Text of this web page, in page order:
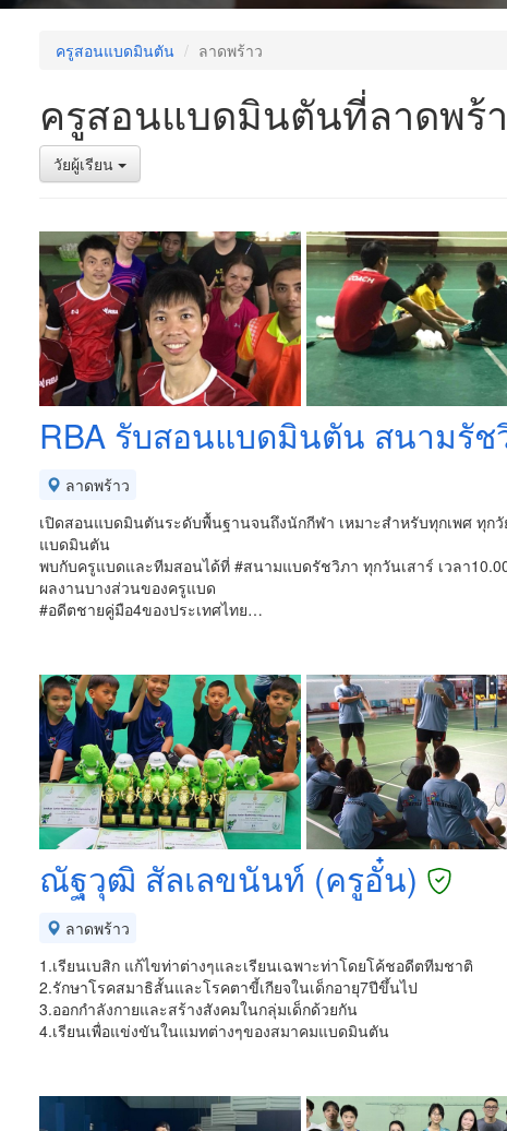
ครูสอนแบดมินตัน ลาดพร้าว
ครูสอนแบดมินตันที่ลาดพร้
วัยผู้เรียน
RBA รับสอนแบดมินตัน สนามรัช
ลาดพร้าว
เปิดสอนแบดมินตันระดับพื้นฐานจนถึงนักกีฬา เหมาะสำหรับทุกเพศ ทุก
แบดมินตัน
พบกับครูแบดและทีมสอนได้ที่ #สนามแบดรัชวิภา ทุกวันเสาร์ เวลา
ผลงานบางส่วนของครูแบด
#อดีตชายคู่มือ4ของประเทศไทย…
ณัฐวุฒิ สัลเลขนันท์ (ครูอั๋น)
ลาดพร้าว
1.เรียนเบสิก แก้ไขท่าต่างๆและเรียนเฉพาะท่าโดยโค้ชอดีตทีมชาติ
2.รักษาโรคสมาธิสั้นและโรคตาขี้เกียจในเด็กอายุ7ปีขึ้นไป
3.ออกกำลังกายและสร้างสังคมในกลุ่มเด็กด้วยกัน
4.เรียนเพื่อแข่งขันในแมทต่างๆของสมาคมแบดมินตัน